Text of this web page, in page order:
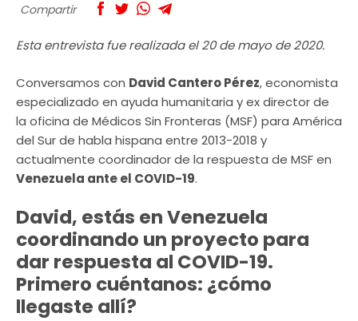
Compartir
Esta entrevista fue realizada el 20 de mayo de 2020.
Conversamos con David Cantero Pérez, economista
especializado en ayuda humanitaria y ex director de
la oficina de Médicos Sin Fronteras (MSF) para América
del Sur de habla hispana entre 2013-2018 y
actualmente coordinador de la respuesta de MSF en
Venezuela ante el COVID-19.
David, estás en Venezuela
coordinando un proyecto para
dar respuesta al COVID-19.
Primero cuéntanos: ¿cómo
llegaste allí?